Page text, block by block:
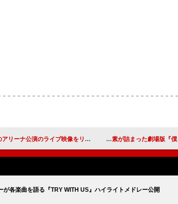
ブ映像をリリース 清水依与吏の弾き語りも＜4/18訂正＞ ano、遊び心＆レトロな未来的要素が
が各楽曲を語る『TRY WITH US』ハイライトメドレー公開